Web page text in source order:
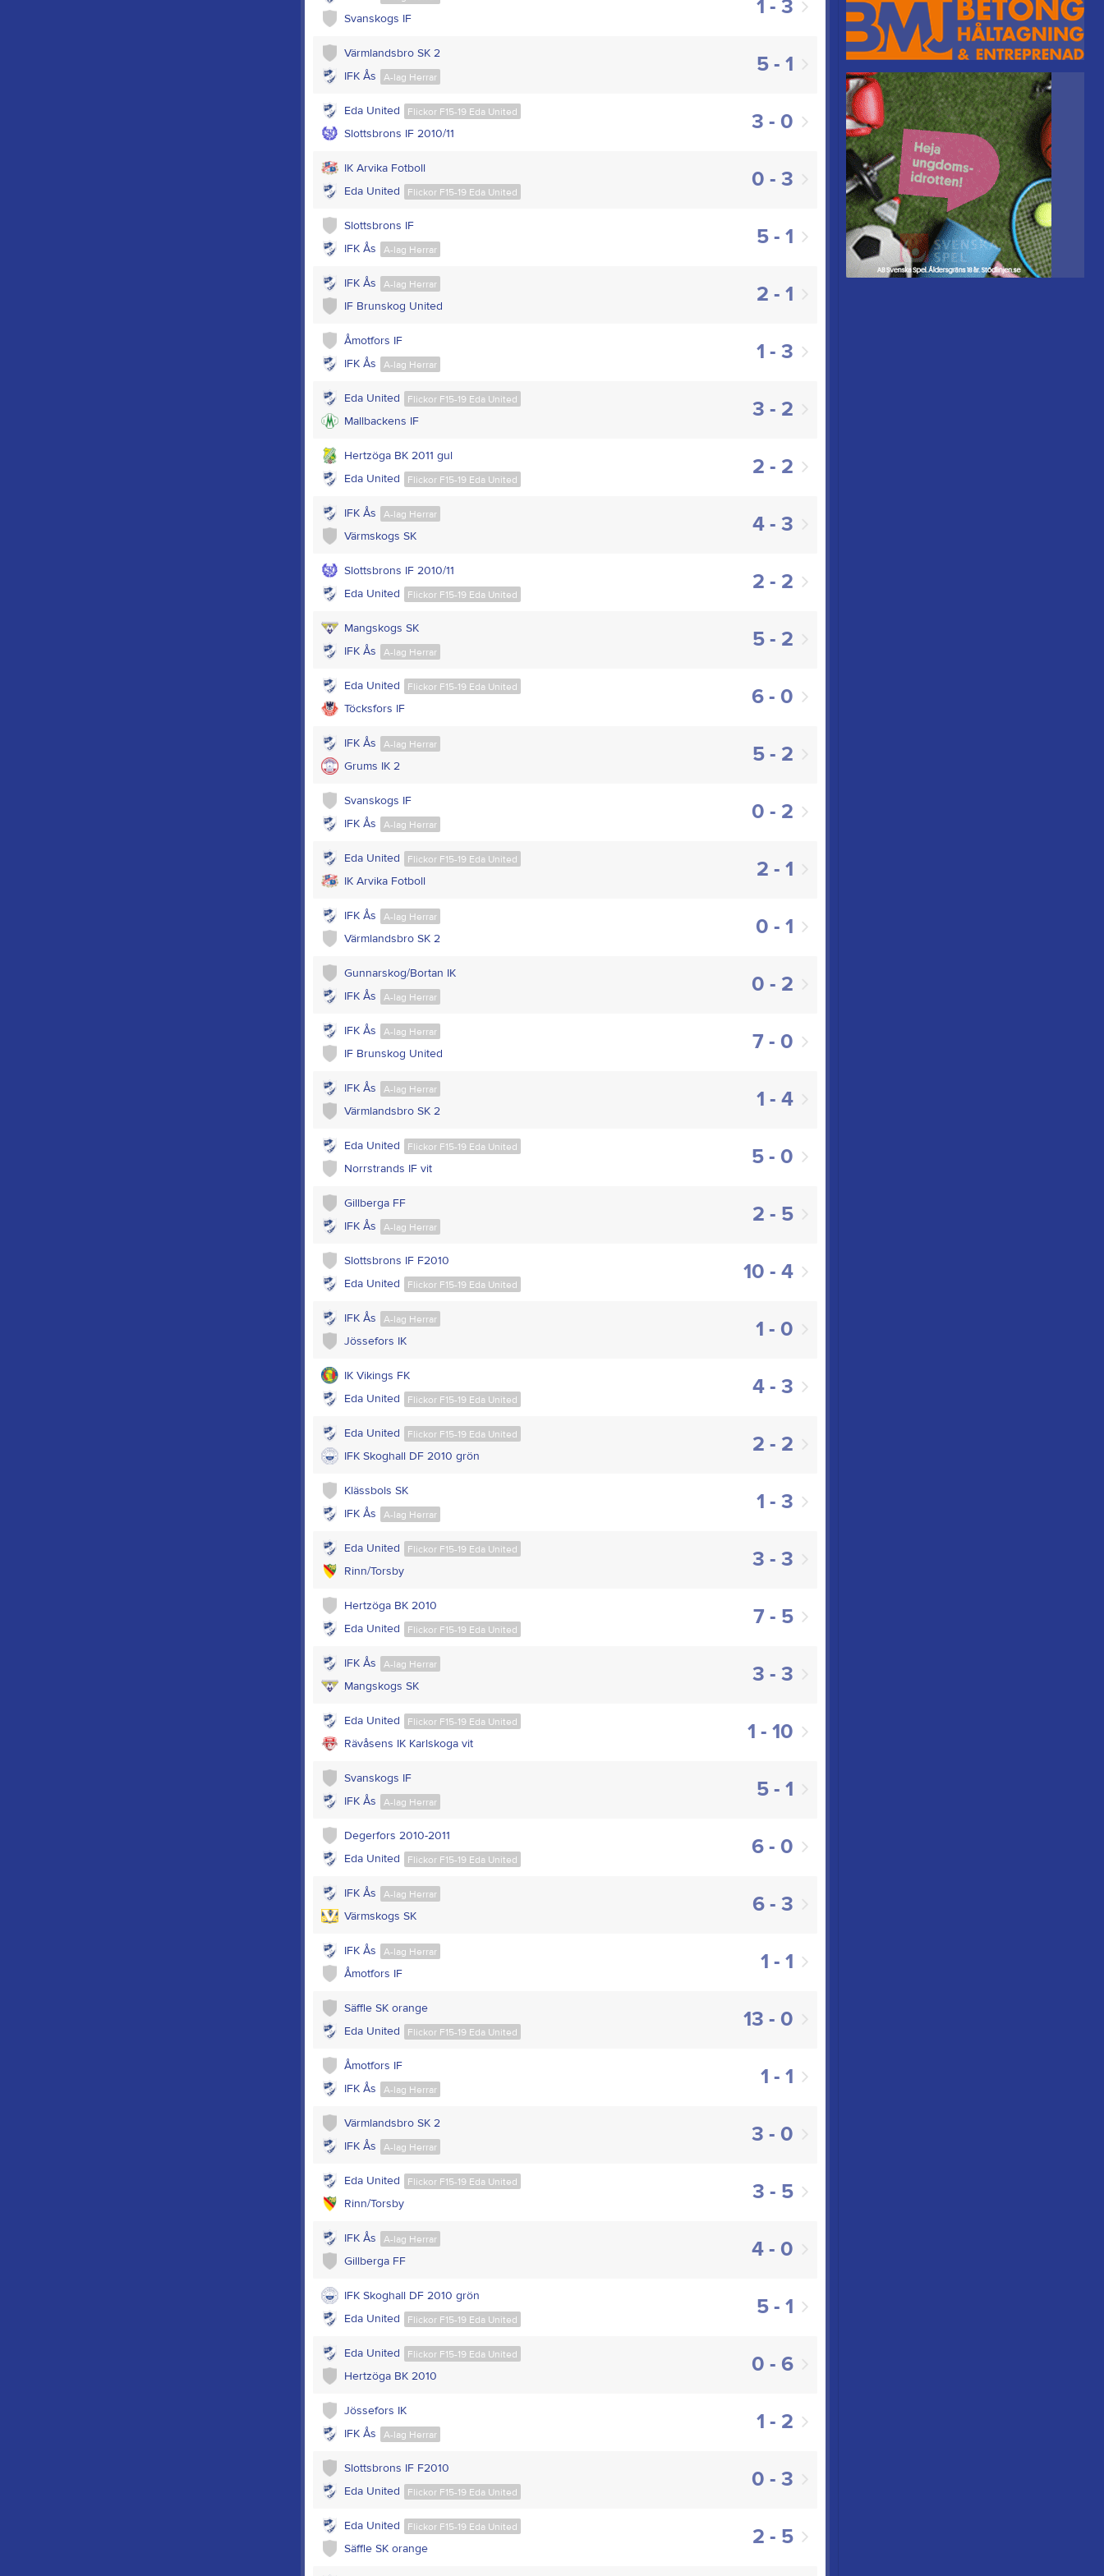
1 - 3
Svanskogs IF
5 - 1
Värmlandsbro SK 2
A-lag Herrar
IFK Ås
3 - 0
Flickor F15-19 Eda United
Eda United
Slottsbrons IF 2010/11
0 - 3
IK Arvika Fotboll
Flickor F15-19 Eda United
Eda United
5 - 1
Slottsbrons IF
A-lag Herrar
IFK Ås
2 - 1
A-lag Herrar
IFK Ås
IF Brunskog United
1 - 3
Åmotfors IF
A-lag Herrar
IFK Ås
3 - 2
Flickor F15-19 Eda United
Eda United
Mallbackens IF
2 - 2
Hertzöga BK 2011 gul
Flickor F15-19 Eda United
Eda United
4 - 3
A-lag Herrar
IFK Ås
Värmskogs SK
2 - 2
Slottsbrons IF 2010/11
Flickor F15-19 Eda United
Eda United
5 - 2
Mangskogs SK
A-lag Herrar
IFK Ås
6 - 0
Flickor F15-19 Eda United
Eda United
Töcksfors IF
5 - 2
A-lag Herrar
IFK Ås
Grums IK 2
0 - 2
Svanskogs IF
A-lag Herrar
IFK Ås
2 - 1
Flickor F15-19 Eda United
Eda United
IK Arvika Fotboll
0 - 1
A-lag Herrar
IFK Ås
Värmlandsbro SK 2
0 - 2
Gunnarskog/Bortan IK
A-lag Herrar
IFK Ås
7 - 0
A-lag Herrar
IFK Ås
IF Brunskog United
1 - 4
A-lag Herrar
IFK Ås
Värmlandsbro SK 2
5 - 0
Flickor F15-19 Eda United
Eda United
Norrstrands IF vit
2 - 5
Gillberga FF
A-lag Herrar
IFK Ås
10 - 4
Slottsbrons IF F2010
Flickor F15-19 Eda United
Eda United
1 - 0
A-lag Herrar
IFK Ås
Jössefors IK
4 - 3
IK Vikings FK
Flickor F15-19 Eda United
Eda United
2 - 2
Flickor F15-19 Eda United
Eda United
IFK Skoghall DF 2010 grön
1 - 3
Klässbols SK
A-lag Herrar
IFK Ås
3 - 3
Flickor F15-19 Eda United
Eda United
Rinn/Torsby
7 - 5
Hertzöga BK 2010
Flickor F15-19 Eda United
Eda United
3 - 3
A-lag Herrar
IFK Ås
Mangskogs SK
1 - 10
Flickor F15-19 Eda United
Eda United
Rävåsens IK Karlskoga vit
5 - 1
Svanskogs IF
A-lag Herrar
IFK Ås
6 - 0
Degerfors 2010-2011
Flickor F15-19 Eda United
Eda United
6 - 3
A-lag Herrar
IFK Ås
Värmskogs SK
1 - 1
A-lag Herrar
IFK Ås
Åmotfors IF
13 - 0
Säffle SK orange
Flickor F15-19 Eda United
Eda United
1 - 1
Åmotfors IF
A-lag Herrar
IFK Ås
3 - 0
Värmlandsbro SK 2
A-lag Herrar
IFK Ås
3 - 5
Flickor F15-19 Eda United
Eda United
Rinn/Torsby
4 - 0
A-lag Herrar
IFK Ås
Gillberga FF
5 - 1
IFK Skoghall DF 2010 grön
Flickor F15-19 Eda United
Eda United
0 - 6
Flickor F15-19 Eda United
Eda United
Hertzöga BK 2010
1 - 2
Jössefors IK
A-lag Herrar
IFK Ås
0 - 3
Slottsbrons IF F2010
Flickor F15-19 Eda United
Eda United
2 - 5
Flickor F15-19 Eda United
Eda United
Säffle SK orange